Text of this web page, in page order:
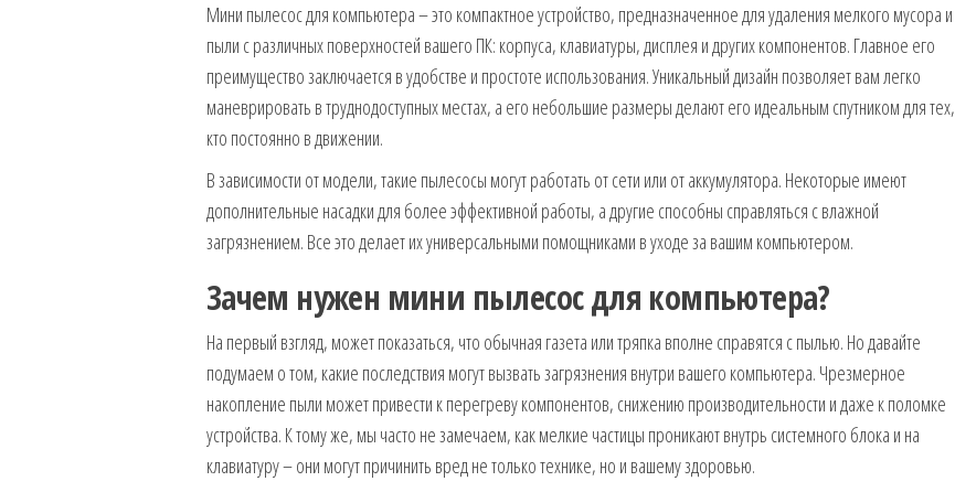
Мини пылесос для компьютера – это компактное устройство, предназначенное для удаления мелкого мусора и
пыли с различных поверхностей вашего ПК: корпуса, клавиатуры, дисплея и других компонентов. Главное его
преимущество заключается в удобстве и простоте использования. Уникальный дизайн позволяет вам легко
маневрировать в труднодоступных местах, а его небольшие размеры делают его идеальным спутником для тех,
кто постоянно в движении.
В зависимости от модели, такие пылесосы могут работать от сети или от аккумулятора. Некоторые имеют
дополнительные насадки для более эффективной работы, а другие способны справляться с влажной
загрязнением. Все это делает их универсальными помощниками в уходе за вашим компьютером.
Зачем нужен мини пылесос для компьютера?
На первый взгляд, может показаться, что обычная газета или тряпка вполне справятся с пылью. Но давайте
подумаем о том, какие последствия могут вызвать загрязнения внутри вашего компьютера. Чрезмерное
накопление пыли может привести к перегреву компонентов, снижению производительности и даже к поломке
устройства. К тому же, мы часто не замечаем, как мелкие частицы проникают внутрь системного блока и на
клавиатуру – они могут причинить вред не только технике, но и вашему здоровью.